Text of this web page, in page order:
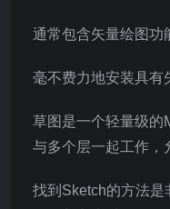
通常包含矢量绘图功
毫不费力地安装具有
草图是一个轻量级的
与多个层一起工作，
找到Sketch的方法是